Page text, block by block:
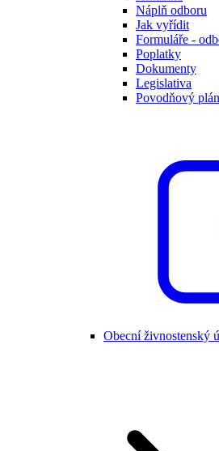
Náplň odboru
Jak vyřídit
Formuláře -
Poplatky
Dokumenty
Legislativa
Povodňový
Obecní živnostenský